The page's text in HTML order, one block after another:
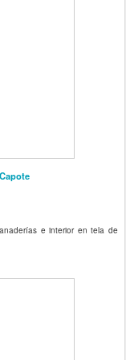
e interior en tela de